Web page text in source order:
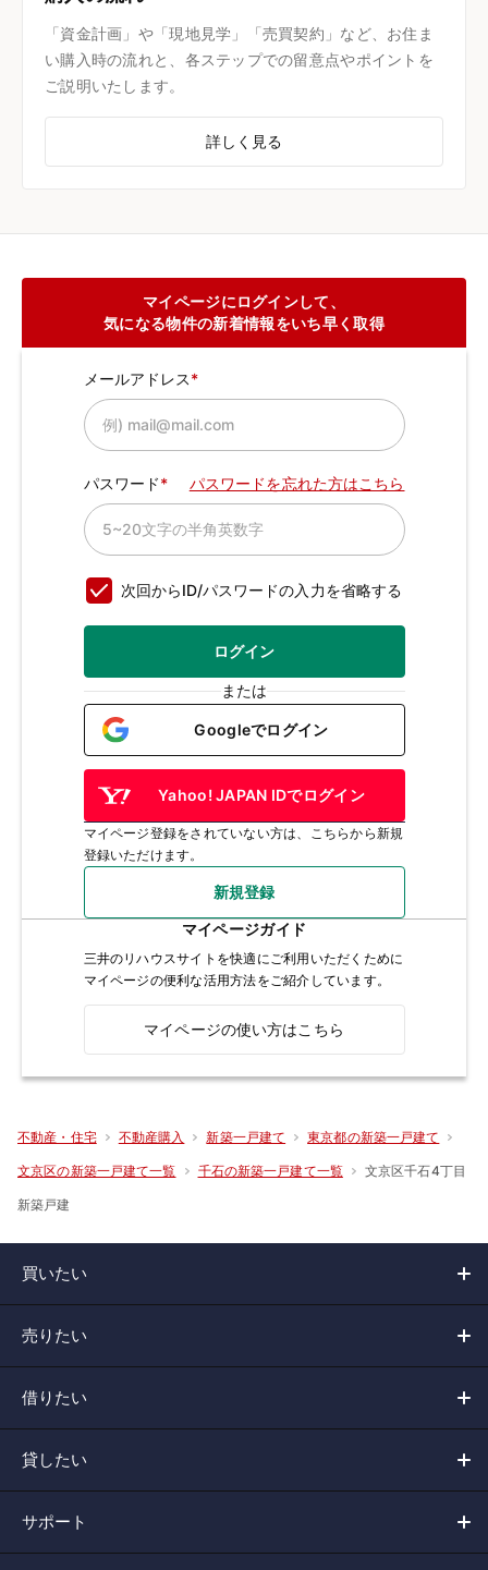
「資金計画」や「現地見学」「売買契約」など、お住ま
い購入時の流れと、各ステップでの留意点やポイントを
ご説明いたします。
詳しく見る
マイページにログインして、
気になる物件の新着情報をいち早く取得
メールアドレス
パスワード パスワードを忘れた方はこちら
次回からID/パスワードの入力を省略する
ログイン
または
Googleでログイン
Yahoo! JAPAN IDでログイン
マイページ登録をされていない方は、こちらから新規
登録いただけます。
新規登録
マイページガイド
三井のリハウスサイトを快適にご利用いただくために
マイページの便利な活用方法をご紹介しています。
マイページの使い方はこちら
不動産・住宅 不動産購入 新築一戸建て 東京都の新築一戸建て
文京区の新築一戸建て一覧 千石の新築一戸建て一覧 文京区千石4丁目
新築戸建
買いたい
売りたい
借りたい
貸したい
サポート